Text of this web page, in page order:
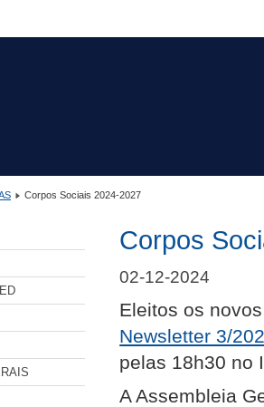
Corpos Sociais 2024-2027
Corpos
02-12-2024
Eleitos os
Newsletter 3/
pelas 18h30 no
A Assembleia